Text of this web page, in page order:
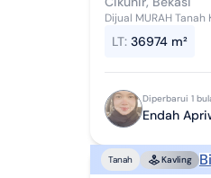
Dijual MURAH
LT: 36974 m²
Diperbarui 1
Endah
Tanah Kavling